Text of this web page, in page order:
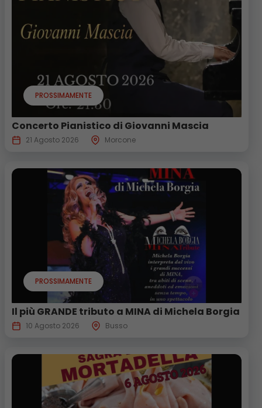
PROSSIMAMENTE
Concerto Pianistico di Giovanni Mascia
21 Agosto 2026 Morcone
PROSSIMAMENTE
Il più GRANDE tributo a MINA di Michela Borgia
10 Agosto 2026 Busso